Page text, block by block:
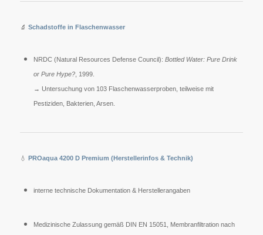
🔬 Schadstoffe in Flaschenwasser
NRDC (Natural Resources Defense Council): Bottled Water: Pure Drink
or Pure Hype?, 1999.
→ Untersuchung von 103 Flaschenwasserproben, teilweise mit
Pestiziden, Bakterien, Arsen.
💧 PROaqua 4200 D Premium (Herstellerinfos & Technik)
interne technische Dokumentation & Herstellerangaben
Medizinische Zulassung gemäß DIN EN 15051, Membranfiltration nach